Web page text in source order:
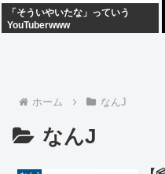
「そういやいたな」っていう
YouTuberwww
ホーム なんJ
なんJ